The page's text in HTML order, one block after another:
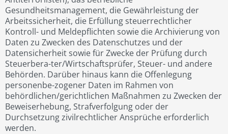
Gesundheitsmanagement, die Gewährleistung der
Arbeitssicherheit, die Erfüllung steuerrechtlicher
Kontroll- und Meldepflichten sowie die Archivierung von
Daten zu Zwecken des Datenschutzes und der
Datensicherheit sowie für Zwecke der Prüfung durch
Steuerbera-ter/Wirtschaftsprüfer, Steuer- und andere
Behörden. Darüber hinaus kann die Offenlegung
personenbe-zogener Daten im Rahmen von
behördlichen/gerichtlichen Maßnahmen zu Zwecken der
Beweiserhebung, Strafverfolgung oder der
Durchsetzung zivilrechtlicher Ansprüche erforderlich
werden.